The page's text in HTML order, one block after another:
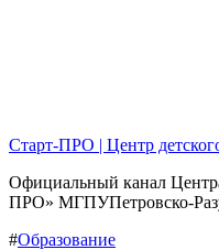
Старт-ПРО | Центр
Официальный канал
ПРО» МГПУПетровско-
#Образование